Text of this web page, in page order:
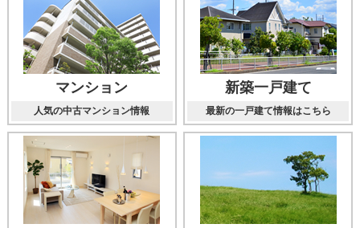
マンション
人気の中古マンション情報
新築一戸建て
最新の一戸建て情報はこちら